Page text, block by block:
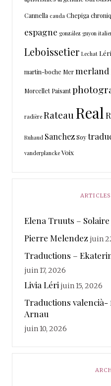
Cannella cauda Chepiga
espagne gonzález guyon
Leboissetier Lechat Léri
martin-boche Mermerland
Morcellet Paisant
radière Rateau Real
Ruhaud SanchezSoy
vanderplancke Voix
Elena Truuts – Solaire
Pierre Melendez juin
Traductions –
juin 17, 2026
Livia Léri juin 15, 2026
Traductions
Arnau
juin 10, 2026